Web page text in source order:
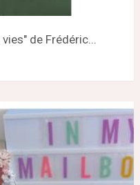
de Frédéric...